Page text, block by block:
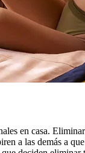
en casa.
a las demás a